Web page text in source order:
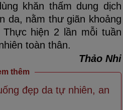
khăn thấm dung dịch
da, nằm thư giãn khoảng
hiện 2 lần mỗi tuần
toàn thân.
Thảo Nhi
thêm
đẹp da tự nhiên, an